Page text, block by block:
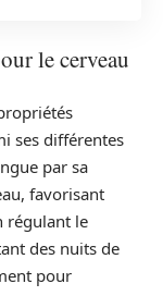
le cerveau
ses différentes
par sa
favorisant
régulant le
des nuits de
pour